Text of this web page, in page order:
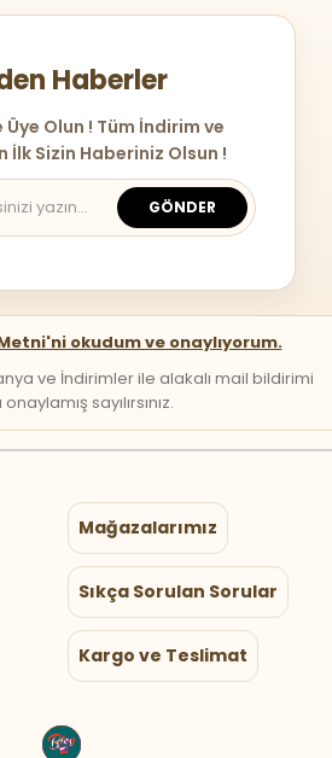
Haberler
Olun ! Tüm İndirim ve
İlk Sizin Haberiniz Olsun !
GÖNDER
okudum ve onaylıyorum.
ve İndirimler ile alakalı mail bildirimi
sayılırsınız.
Mağazalarımız
Sıkça Sorulan Sorular
Kargo ve Teslimat